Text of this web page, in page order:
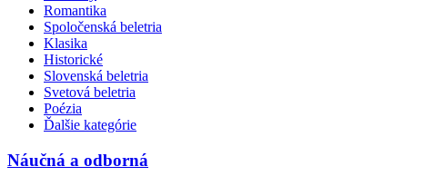
Romantika
Spoločenská beletria
Klasika
Historické
Slovenská beletria
Svetová beletria
Poézia
Ďalšie kategórie
Náučná a odborná